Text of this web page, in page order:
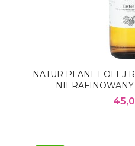
NATUR PLANET OLEJ